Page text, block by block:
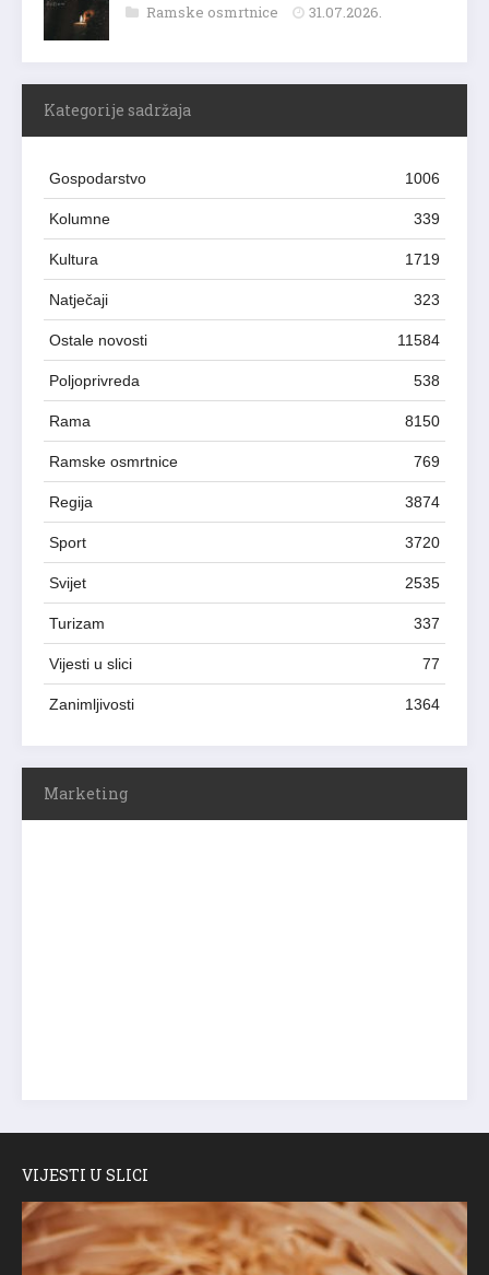
Ramske osmrtnice 31.07.2026.
Kategorije sadržaja
Gospodarstvo 1006
Kolumne 339
Kultura 1719
Natječaji 323
Ostale novosti 11584
Poljoprivreda 538
Rama 8150
Ramske osmrtnice 769
Regija 3874
Sport 3720
Svijet 2535
Turizam 337
Vijesti u slici 77
Zanimljivosti 1364
Marketing
VIJESTI U SLICI